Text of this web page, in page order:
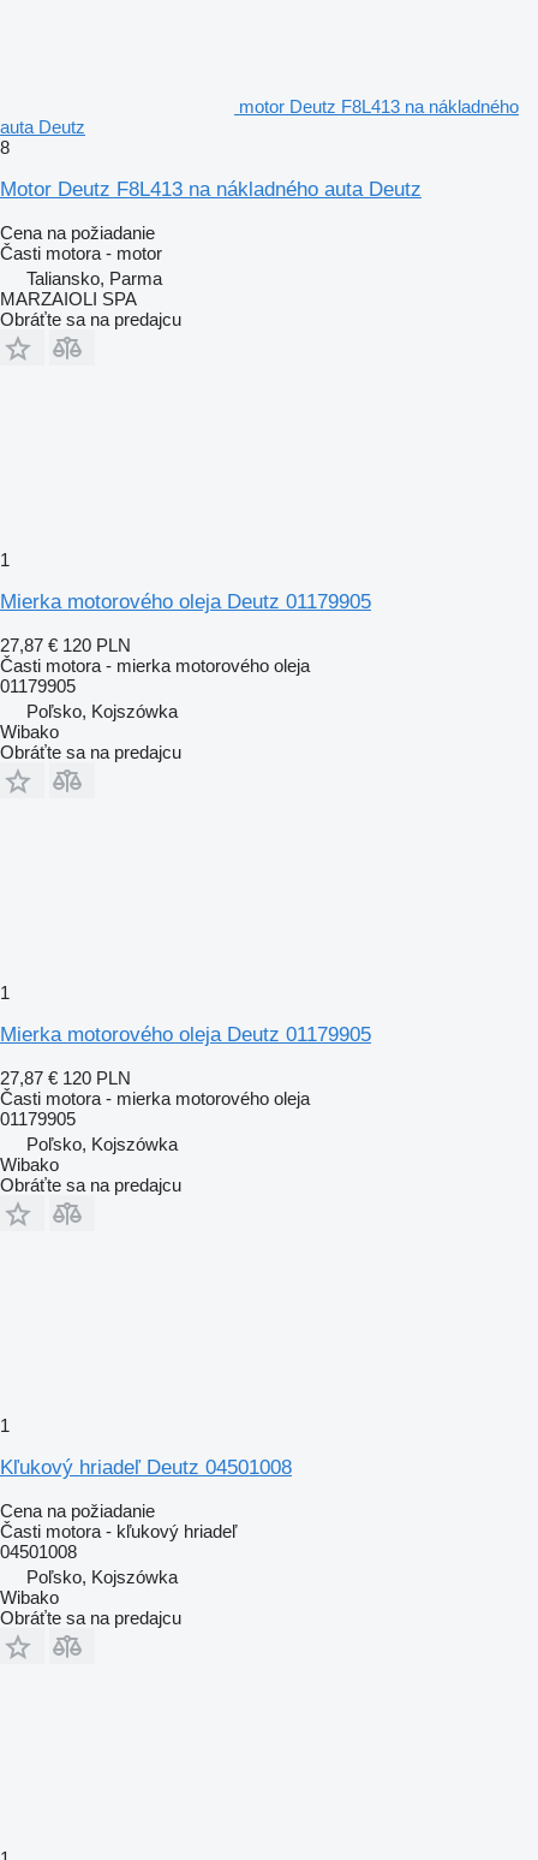
motor Deutz F8L413 na nákladného
auta Deutz
8
Motor Deutz F8L413 na nákladného auta Deutz
Cena na požiadanie
Časti motora - motor
Taliansko, Parma
MARZAIOLI SPA
Obráťte sa na predajcu
1
Mierka motorového oleja Deutz 01179905
27,87 € 120 PLN
Časti motora - mierka motorového oleja
01179905
Poľsko, Kojszówka
Wibako
Obráťte sa na predajcu
1
Mierka motorového oleja Deutz 01179905
27,87 € 120 PLN
Časti motora - mierka motorového oleja
01179905
Poľsko, Kojszówka
Wibako
Obráťte sa na predajcu
1
Kľukový hriadeľ Deutz 04501008
Cena na požiadanie
Časti motora - kľukový hriadeľ
04501008
Poľsko, Kojszówka
Wibako
Obráťte sa na predajcu